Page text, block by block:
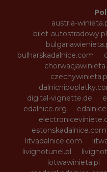
austria-
bilet-autostradowy.pl
bulharskadalnice.com
digital-vignette.de
edalnice.org
estonskadalnice.com
litvadalnice.com
livignotunel.pl
lotwawinieta.pl